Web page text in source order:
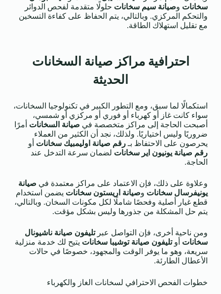
سخانات وصيانة سيم سخانات حلولًا متقدمة لفحص الدوائر
والتحكم المركزي. وبالتالي، يتم الحفاظ على كفاءة التسخين
مع تقليل استهلاك الطاقة.
احترافية مراكز صيانة السخانات
الحديثة
استكمالًا لما سبق، ومع التطور الكبير في تكنولوجيا السخانات،
سواء كانت غاز أو كهرباء أو فوري أو مركزي أو شمسي،
أصبحت الحاجة إلى مراكز متخصصة في صيانة السخانات أمرًا
ضروريًا وليس اختياريًا. ولذلك، نجد أن الكثير من العملاء
يحرصون على الاحتفاظ بـ رقم صيانة اوليمبيك سخانات أو
رقم صيانة يونيون اير سخانات لضمان سرعة التدخل عند
الحاجة.
وعلاوة على ذلك، فإن الاعتماد على مراكز معتمدة في صيانة
يونيفرسال سخانات وصيانة اريستون سخانات يضمن استخدام
قطع غيار أصلية وفحصًا شاملًا لكل مكونات السخان. وبالتالي،
يتم حل المشكلة من جذورها وليس بشكل مؤقت.
ومن ناحية أخرى، فإن التواصل عبرتليفون صيانة ناشيونال
سخانات أوتليفون صيانة توشيبا سخانات يتيح لك خدمة منزلية
سريعة، وهو ما يوفر الوقت والمجهود، خصوصًا في حالات
الأعطال الطارئة.
خطوات الفحص الاحترافي لسخانات الغاز والكهرباء